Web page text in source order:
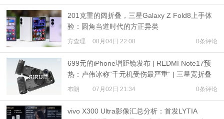
201克重的阔折叠，三星Galaxy Z Fold8上手体
验：圆角当道时代的方正异类
方查理 08月04日 22:08 0条评论
699元的iPhone增距镜发布 | REDMI Note17预
热：卢伟冰称“千元机受伤最严重” | 三星宽折叠
或7月22日发布
布朗 07月02日 21:34 0条评论
vivo X300 Ultra影像汇总分析：首发LYTIA